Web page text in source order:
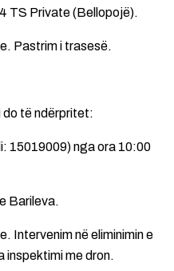
TS Private (Bellopojë).
Pastrim i trasesë.
të ndërpritet:
15019009) nga ora 10:00
Barileva.
Intervenim në eliminimin e
me dron.